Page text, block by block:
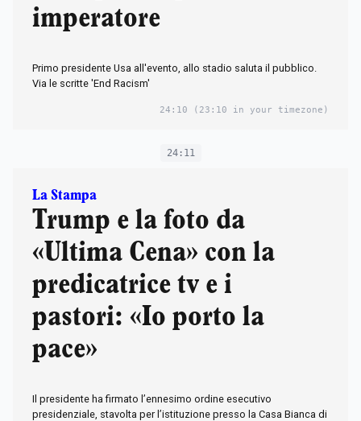
imperatore
Primo presidente Usa all'evento, allo stadio saluta il pubblico.
Via le scritte 'End Racism'
24:10 (23:10 in your timezone)
24:11
La Stampa
Trump e la foto da
«Ultima Cena» con la
predicatrice tv e i
pastori: «Io porto la
pace»
Il presidente ha firmato l’ennesimo ordine esecutivo
presidenziale, stavolta per l’istituzione presso la Casa Bianca di